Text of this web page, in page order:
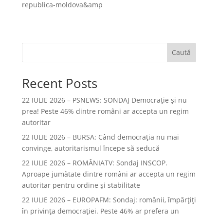
republica-moldova&amp
Caută
Recent Posts
22 IULIE 2026 – PSNEWS: SONDAJ Democrație și nu
prea! Peste 46% dintre români ar accepta un regim
autoritar
22 IULIE 2026 – BURSA: Când democraţia nu mai
convinge, autoritarismul începe să seducă
22 IULIE 2026 – ROMÂNIATV: Sondaj INSCOP.
Aproape jumătate dintre români ar accepta un regim
autoritar pentru ordine și stabilitate
22 IULIE 2026 – EUROPAFM: Sondaj: românii, împărțiți
în privința democrației. Peste 46% ar prefera un